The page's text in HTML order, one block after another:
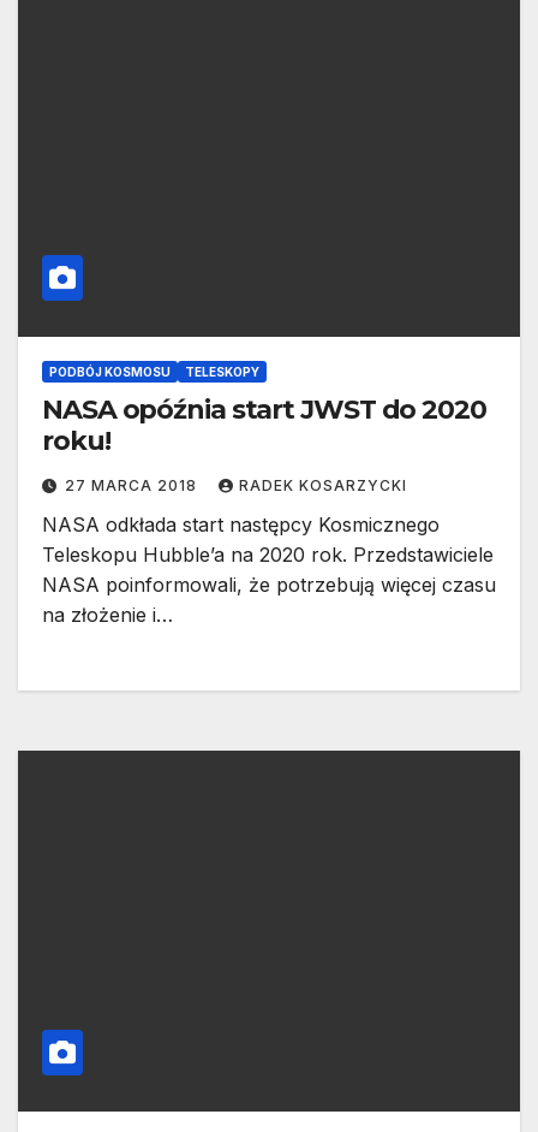
PODBÓJ KOSMOSU TELESKOPY
NASA opóźnia start JWST do 2020
roku!
27 MARCA 2018 RADEK KOSARZYCKI
NASA odkłada start następcy Kosmicznego
Teleskopu Hubble’a na 2020 rok. Przedstawiciele
NASA poinformowali, że potrzebują więcej czasu
na złożenie i…